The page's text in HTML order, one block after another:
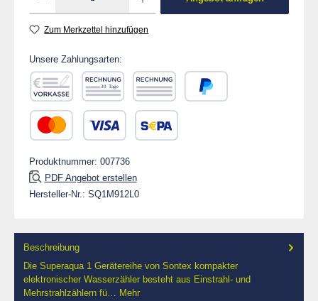
Zum Merkzettel hinzufügen
Unsere Zahlungsarten:
Vorkasse Rechnung 30 Tage
Rechnung
Produktnummer: 007736
PDF Angebot erstellen
Hersteller-Nr.: SQ1M912L0
Beschreibung
Die Superaqua 1 Gerätereihe von Sontex kompakter
elektronischer Wasserzähler besteht aus Einstrahl- und
Mehrstrahlzählern fü… Mehr